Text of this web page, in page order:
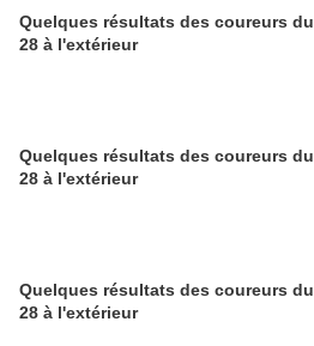
Quelques résultats des coureurs du
28 à l'extérieur
Quelques résultats des coureurs du
28 à l'extérieur
Quelques résultats des coureurs du
28 à l'extérieur